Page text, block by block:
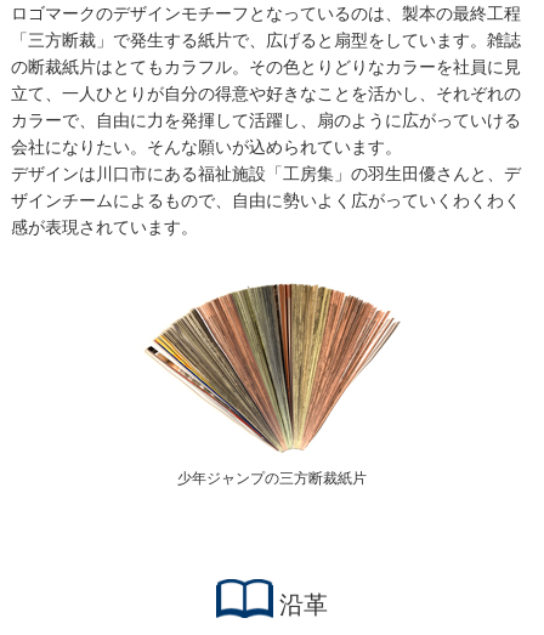
ロゴマークのデザインモチーフとなっているのは、製本の最終工程
「三方断裁」で発生する紙片で、広げると扇型をしています。雑誌
の断裁紙片はとてもカラフル。その色とりどりなカラーを社員に見
立て、一人ひとりが自分の得意や好きなことを活かし、それぞれの
カラーで、自由に力を発揮して活躍し、扇のように広がっていける
会社になりたい。そんな願いが込められています。
デザインは川口市にある福祉施設「工房集」の羽生田優さんと、デ
ザインチームによるもので、自由に勢いよく広がっていくわくわく
感が表現されています。
少年ジャンプの三方断裁紙片
沿革